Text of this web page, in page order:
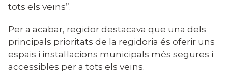
tots els veïns”.
Per a acabar, regidor destacava que una dels
principals prioritats de la regidoria és oferir uns
espais i instal·lacions municipals més segures i
accessibles per a tots els veïns.